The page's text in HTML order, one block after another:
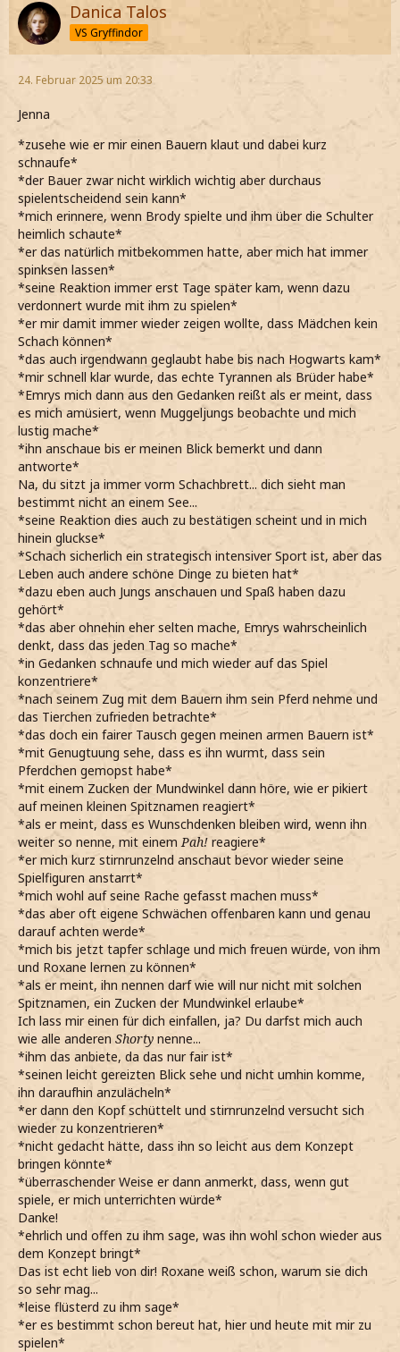
Danica Talos
VS Gryffindor
24. Februar 2025 um 20:33
Jenna
*zusehe wie er mir einen Bauern klaut und dabei kurz
schnaufe*
*der Bauer zwar nicht wirklich wichtig aber durchaus
spielentscheidend sein kann*
*mich erinnere, wenn Brody spielte und ihm über die Schulter
heimlich schaute*
*er das natürlich mitbekommen hatte, aber mich hat immer
spinksen lassen*
*seine Reaktion immer erst Tage später kam, wenn dazu
verdonnert wurde mit ihm zu spielen*
*er mir damit immer wieder zeigen wollte, dass Mädchen kein
Schach können*
*das auch irgendwann geglaubt habe bis nach Hogwarts kam*
*mir schnell klar wurde, das echte Tyrannen als Brüder habe*
*Emrys mich dann aus den Gedanken reißt als er meint, dass
es mich amüsiert, wenn Muggeljungs beobachte und mich
lustig mache*
*ihn anschaue bis er meinen Blick bemerkt und dann
antworte*
Na, du sitzt ja immer vorm Schachbrett... dich sieht man
bestimmt nicht an einem See...
*seine Reaktion dies auch zu bestätigen scheint und in mich
hinein gluckse*
*Schach sicherlich ein strategisch intensiver Sport ist, aber das
Leben auch andere schöne Dinge zu bieten hat*
*dazu eben auch Jungs anschauen und Spaß haben dazu
gehört*
*das aber ohnehin eher selten mache, Emrys wahrscheinlich
denkt, dass das jeden Tag so mache*
*in Gedanken schnaufe und mich wieder auf das Spiel
konzentriere*
*nach seinem Zug mit dem Bauern ihm sein Pferd nehme und
das Tierchen zufrieden betrachte*
*das doch ein fairer Tausch gegen meinen armen Bauern ist*
*mit Genugtuung sehe, dass es ihn wurmt, dass sein
Pferdchen gemopst habe*
*mit einem Zucken der Mundwinkel dann höre, wie er pikiert
auf meinen kleinen Spitznamen reagiert*
*als er meint, dass es Wunschdenken bleiben wird, wenn ihn
weiter so nenne, mit einemPah! reagiere*
*er mich kurz stirnrunzelnd anschaut bevor wieder seine
Spielfiguren anstarrt*
*mich wohl auf seine Rache gefasst machen muss*
*das aber oft eigene Schwächen offenbaren kann und genau
darauf achten werde*
*mich bis jetzt tapfer schlage und mich freuen würde, von ihm
und Roxane lernen zu können*
*als er meint, ihn nennen darf wie will nur nicht mit solchen
Spitznamen, ein Zucken der Mundwinkel erlaube*
Ich lass mir einen für dich einfallen, ja? Du darfst mich auch
wie alle anderen Shorty nenne...
*ihm das anbiete, da das nur fair ist*
*seinen leicht gereizten Blick sehe und nicht umhin komme,
ihn daraufhin anzulächeln*
*er dann den Kopf schüttelt und stirnrunzelnd versucht sich
wieder zu konzentrieren*
*nicht gedacht hätte, dass ihn so leicht aus dem Konzept
bringen könnte*
*überraschender Weise er dann anmerkt, dass, wenn gut
spiele, er mich unterrichten würde*
Danke!
*ehrlich und offen zu ihm sage, was ihn wohl schon wieder aus
dem Konzept bringt*
Das ist echt lieb von dir! Roxane weiß schon, warum sie dich
so sehr mag...
*leise flüsterd zu ihm sage*
*er es bestimmt schon bereut hat, hier und heute mit mir zu
spielen*